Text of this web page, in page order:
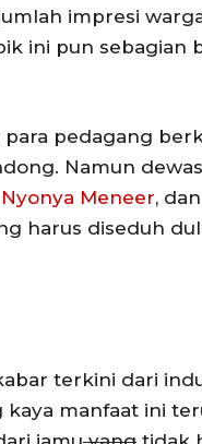
impresi
ini pun sebagian
para pedagang
Namun
Nyonya Meneer,
harus diseduh
terkini dari
manfaat ini